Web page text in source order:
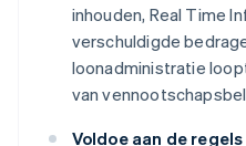
inhouden, Real Time
verschuldigde
loonadministratie
van
Voldoe aan de